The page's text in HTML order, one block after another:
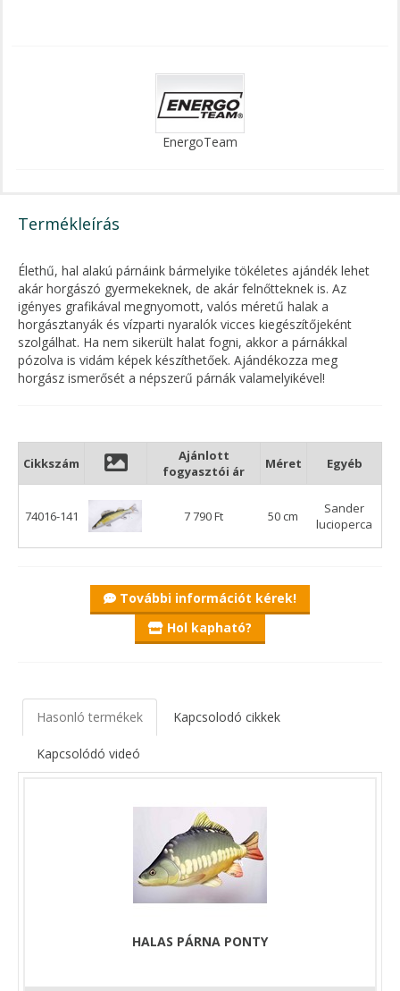
EnergoTeam
Termékleírás
Élethű, hal alakú párnáink bármelyike tökéletes ajándék lehet
akár horgászó gyermekeknek, de akár felnőtteknek is. Az
igényes grafikával megnyomott, valós méretű halak a
horgásztanyák és vízparti nyaralók vicces kiegészítőjeként
szolgálhat. Ha nem sikerült halat fogni, akkor a párnákkal
pózolva is vidám képek készíthetőek. Ajándékozza meg
horgász ismerősét a népszerű párnák valamelyikével!
Cikkszám
Ajánlott
fogyasztói ár
Méret Egyéb
74016-141 7 790 Ft 50 cm
Sander
lucioperca
További információt kérek!
Hol kapható?
Hasonló termékek Kapcsolodó cikkek
Kapcsolódó videó
HALAS PÁRNA PONTY